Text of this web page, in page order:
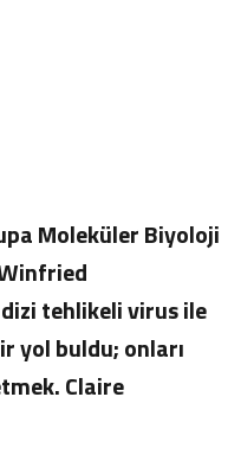
Moleküler Biyoloji
tehlikeli virus ile
yol buldu; onları
Claire